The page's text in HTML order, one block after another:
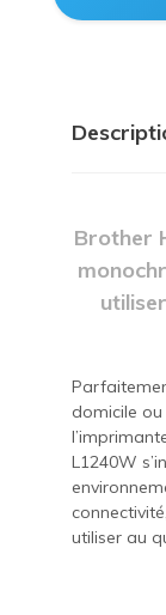
Brother
domicile
L1240W
utiliser au